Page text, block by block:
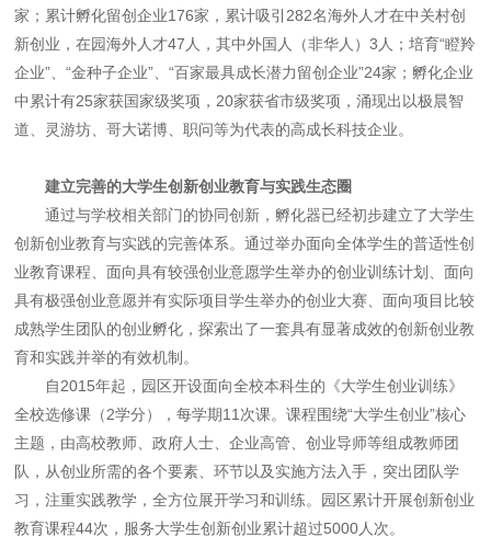
家；累计孵化留创企业176家，累计吸引282名海外人才在中关村创
新创业，在园海外人才47人，其中外国人（非华人）3人；培育“瞪羚
企业”、“金种子企业”、“百家最具成长潜力留创企业”24家；孵化企业
中累计有25家获国家级奖项，20家获省市级奖项，涌现出以极晨智
道、灵游坊、哥大诺博、职问等为代表的高成长科技企业。
建立完善的大学生创新创业教育与实践生态圈
通过与学校相关部门的协同创新，孵化器已经初步建立了大学生
创新创业教育与实践的完善体系。通过举办面向全体学生的普适性创
业教育课程、面向具有较强创业意愿学生举办的创业训练计划、面向
具有极强创业意愿并有实际项目学生举办的创业大赛、面向项目比较
成熟学生团队的创业孵化，探索出了一套具有显著成效的创新创业教
育和实践并举的有效机制。
自2015年起，园区开设面向全校本科生的《大学生创业训练》
全校选修课（2学分），每学期11次课。课程围绕“大学生创业”核心
主题，由高校教师、政府人士、企业高管、创业导师等组成教师团
队，从创业所需的各个要素、环节以及实施方法入手，突出团队学
习，注重实践教学，全方位展开学习和训练。园区累计开展创新创业
教育课程44次，服务大学生创新创业累计超过5000人次。